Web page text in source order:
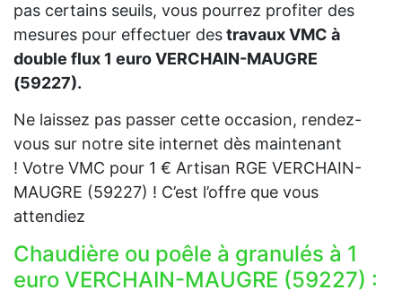
pas certains seuils, vous pourrez profiter des
mesures pour effectuer destravaux VMC à
double flux 1 euro VERCHAIN-MAUGRE
(59227).
Ne laissez pas passer cette occasion, rendez-
vous sur notre site internet dès maintenant
! Votre VMC pour 1 € Artisan RGE VERCHAIN-
MAUGRE (59227) ! C’est l’offre que vous
attendiez
Chaudière ou poêle à granulés à 1
euro VERCHAIN-MAUGRE (59227) :